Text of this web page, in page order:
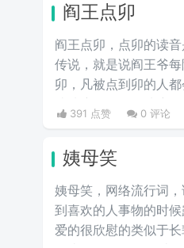
阎王点卯
阎王点卯，点卯的读
传说，就是说阎王爷
卯，凡被点到卯的人
式完美的演绎了出来。
391 点赞 0 评论
姨母笑
姨母笑，网络流行词
到喜欢的人事物的时
爱的很欣慰的类似于